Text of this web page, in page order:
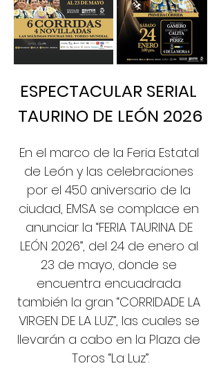
ESPECTACULAR SERIAL
TAURINO DE LEÓN 2026
En el marco de la Feria Estatal
de León y las celebraciones
por el 450 aniversario de la
ciudad, EMSA se complace en
anunciar la “FERIA TAURINA DE
LEÓN 2026”, del 24 de enero al
23 de mayo, donde se
encuentra encuadrada
también la gran “CORRIDADE LA
VIRGEN DE LA LUZ”, las cuales se
llevarán a cabo en la Plaza de
Toros “La Luz”.